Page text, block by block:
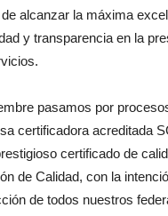
alcanzar la máxima
y transparencia en la
pasamos por
certificadora acreditada
certificado de
de Calidad, con la
de todos nuestros